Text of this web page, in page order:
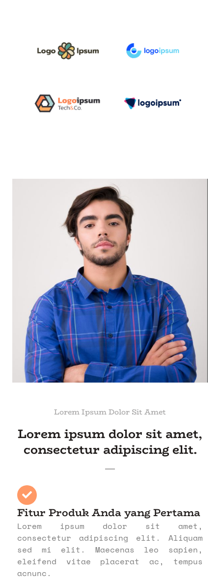
Lorem Ipsum Dolor Sit Amet
Lorem ipsum dolor sit amet,
consectetur adipiscing elit.
Fitur Produk Anda yang Pertama
Lorem ipsum dolor sit amet,
consectetur adipiscing elit. Aliquam
sed mi elit. Maecenas leo sapien,
eleifend vitae placerat ac, tempus
acnunc.